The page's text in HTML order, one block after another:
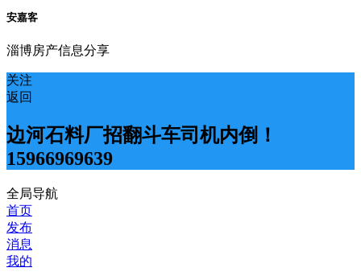
安嘉客
淄博房产信息分享
关注
返回
边河石料厂招翻斗车司机内倒！
15966969639
全局导航
首页
发布
消息
我的